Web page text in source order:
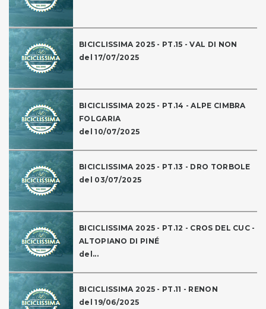
BICICLISSIMA 2025 - PT.15 - VAL DI NON
del 17/07/2025
BICICLISSIMA 2025 - PT.14 - ALPE CIMBRA
FOLGARIA
del 10/07/2025
BICICLISSIMA 2025 - PT.13 - DRO TORBOLE
del 03/07/2025
BICICLISSIMA 2025 - PT.12 - CROS DEL CUC -
ALTOPIANO DI PINÉ
del...
BICICLISSIMA 2025 - PT.11 - RENON
del 19/06/2025